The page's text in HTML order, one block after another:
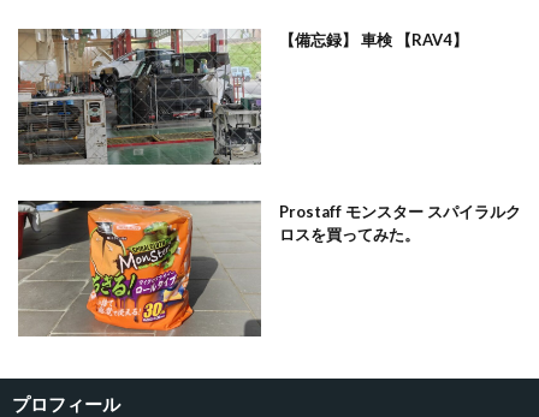
【備忘録】 車検 【RAV4】
Prostaff モンスター スパイラルク
ロスを買ってみた。
プロフィール